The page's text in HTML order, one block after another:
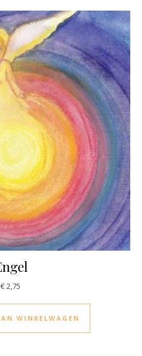
€2,75
WINKELWAGEN